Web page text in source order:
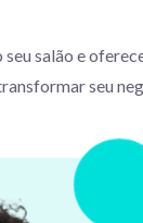
salão e
seu